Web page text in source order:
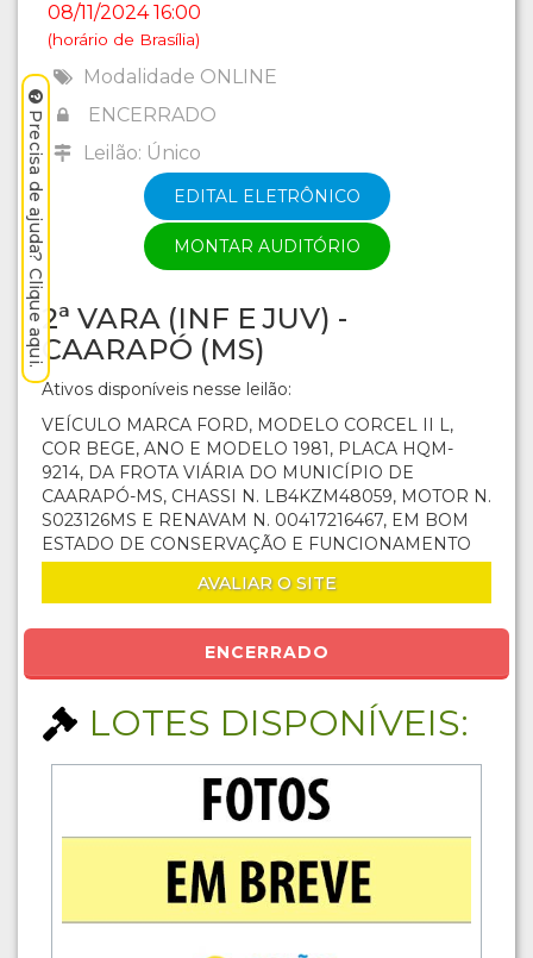
08/11/2024 16:00
(horário de Brasília)
Modalidade ONLINE
ENCERRADO
Leilão: Único
EDITAL ELETRÔNICO
MONTAR AUDITÓRIO
2ª VARA (INF E JUV) -
CAARAPÓ (MS)
Ativos disponíveis nesse leilão:
VEÍCULO MARCA FORD, MODELO CORCEL II L,
COR BEGE, ANO E MODELO 1981, PLACA HQM-
9214, DA FROTA VIÁRIA DO MUNICÍPIO DE
CAARAPÓ-MS, CHASSI N. LB4KZM48059, MOTOR N.
S023126MS E RENAVAM N. 00417216467, EM BOM
ESTADO DE CONSERVAÇÃO E FUNCIONAMENTO
AVALIAR O SITE
ENCERRADO
LOTES DISPONÍVEIS:
Precisa de ajuda? Clique aqui.